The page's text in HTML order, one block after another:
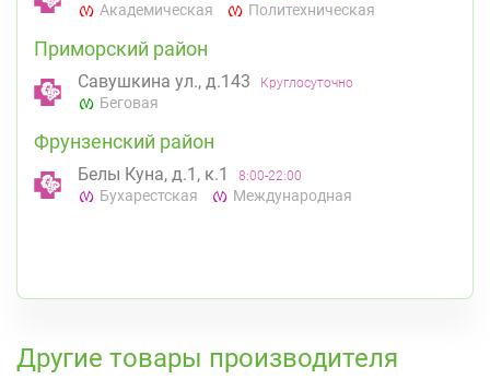
Академическая Политехническая
Приморский район
Савушкина ул., д.143 Круглосуточно
Беговая
Фрунзенский район
Белы Куна, д.1, к.1 8:00-22:00
Бухарестская Международная
Другие товары производителя